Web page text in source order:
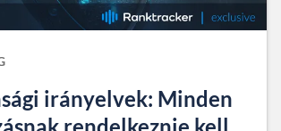
irányelvek: Minden